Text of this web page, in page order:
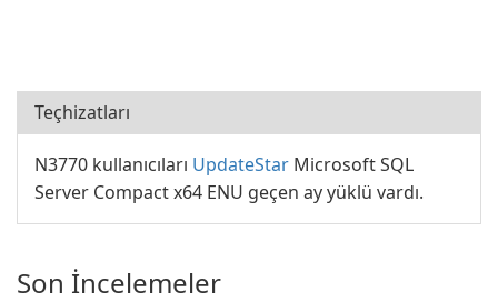
Teçhizatları
N3770 kullanıcıları UpdateStar Microsoft SQL
Server Compact x64 ENU geçen ay yüklü vardı.
Son İncelemeler